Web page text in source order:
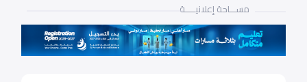
مســـاحة إعلانيـــــة